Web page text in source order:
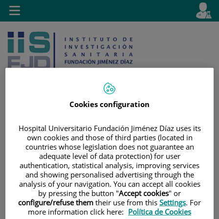
Jump to content
selector
Active
en
Toggle
navigation
Cookies configuration
Hospital Universitario Fundación Jiménez Díaz uses its
own cookies and those of third parties (located in
countries whose legislation does not guarantee an
adequate level of data protection) for user
authentication, statistical analysis, improving services
and showing personalised advertising through the
analysis of your navigation. You can accept all cookies
by pressing the button "Accept cookies" or
configure/refuse them their use from this Settings. For
more information click here: Política de Cookies